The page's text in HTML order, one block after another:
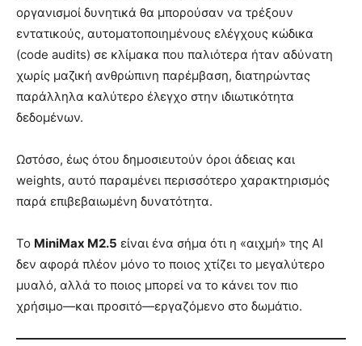
οργανισμοί δυνητικά θα μπορούσαν να τρέξουν
εντατικούς, αυτοματοποιημένους ελέγχους κώδικα
(code audits) σε κλίμακα που παλιότερα ήταν αδύνατη
χωρίς μαζική ανθρώπινη παρέμβαση, διατηρώντας
παράλληλα καλύτερο έλεγχο στην ιδιωτικότητα
δεδομένων.
Ωστόσο, έως ότου δημοσιευτούν όροι άδειας και
weights, αυτό παραμένει περισσότερο χαρακτηρισμός
παρά επιβεβαιωμένη δυνατότητα.
Το MiniMax M2.5 είναι ένα σήμα ότι η «αιχμή» της AI
δεν αφορά πλέον μόνο το ποιος χτίζει το μεγαλύτερο
μυαλό, αλλά το ποιος μπορεί να το κάνει τον πιο
χρήσιμο—και προσιτό—εργαζόμενο στο δωμάτιο.